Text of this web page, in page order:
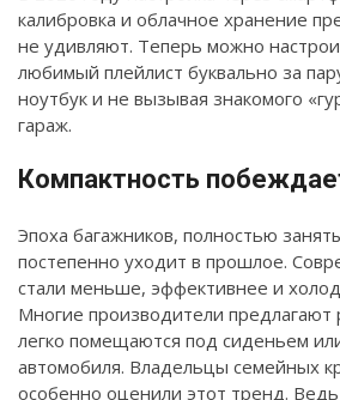
калибровка и облачное хранение
не удивляют. Теперь можно
любимый плейлист буквально за
ноутбук и не вызывая знакомого
гараж.
Компактность
Эпоха багажников, полностью
постепенно уходит в прошлое.
стали меньше, эффективнее и
Многие производители
легко помещаются под сиденьем
автомобиля. Владельцы семейных
особенно оценили этот тренд.